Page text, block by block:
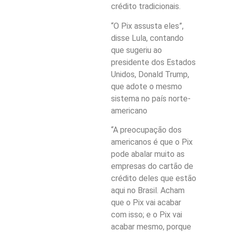
crédito tradicionais.
“O Pix assusta eles”,
disse Lula, contando
que sugeriu ao
presidente dos Estados
Unidos, Donald Trump,
que adote o mesmo
sistema no país norte-
americano
“A preocupação dos
americanos é que o Pix
pode abalar muito as
empresas do cartão de
crédito deles que estão
aqui no Brasil. Acham
que o Pix vai acabar
com isso; e o Pix vai
acabar mesmo, porque